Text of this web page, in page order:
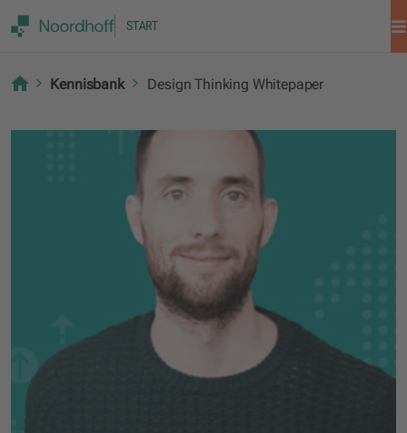
START
Kennisbank Design Thinking Whitepaper